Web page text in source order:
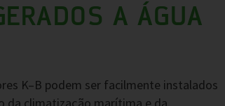
A ÁGUA
K–B podem ser facilmente instalados